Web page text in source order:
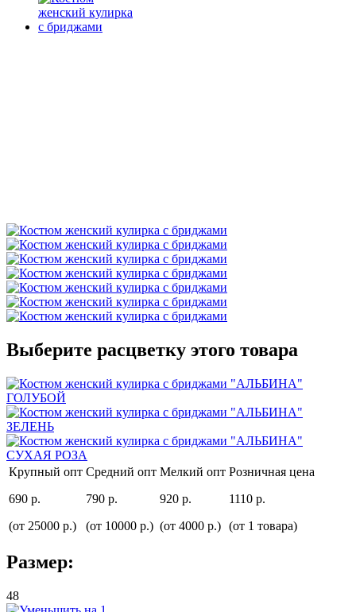
Выберите расцветку этого товара
Крупный опт
690 р.
(от 25000 р.)
Средний опт
790 р.
(от 10000 р.)
Мелкий опт
920 р.
(от 4000 р.)
Розничная цена
1110 р.
(от 1 товара)
Размер:
48